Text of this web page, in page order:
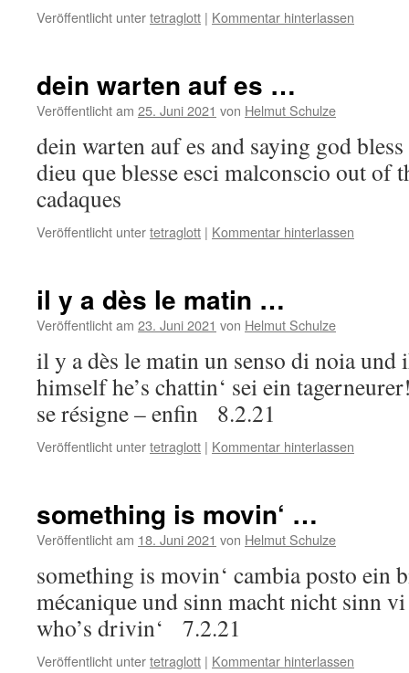
Veröffentlicht untertetraglott | Kommentar hinterlassen
dein warten auf es …
Veröffentlicht am 25. Juni 2021 von Helmut Schulze
dein warten auf es and saying god
dieu que blesse esci malconscio out of
cadaques
Veröffentlicht untertetraglott | Kommentar hinterlassen
il y a dès le matin …
Veröffentlicht am 23. Juni 2021 von Helmut Schulze
il y a dès le matin un senso di noia
himself he’s chattin‘ sei ein
se résigne – enfin 8.2.21
Veröffentlicht untertetraglott | Kommentar hinterlassen
something is movin‘ …
Veröffentlicht am 18. Juni 2021 von Helmut Schulze
something is movin‘ cambia posto ein
mécanique und sinn macht nicht sinn
who’s drivin‘ 7.2.21
Veröffentlicht untertetraglott | Kommentar hinterlassen